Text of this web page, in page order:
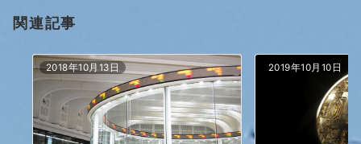
関連記事
2018年10月13日 2019年10月10日